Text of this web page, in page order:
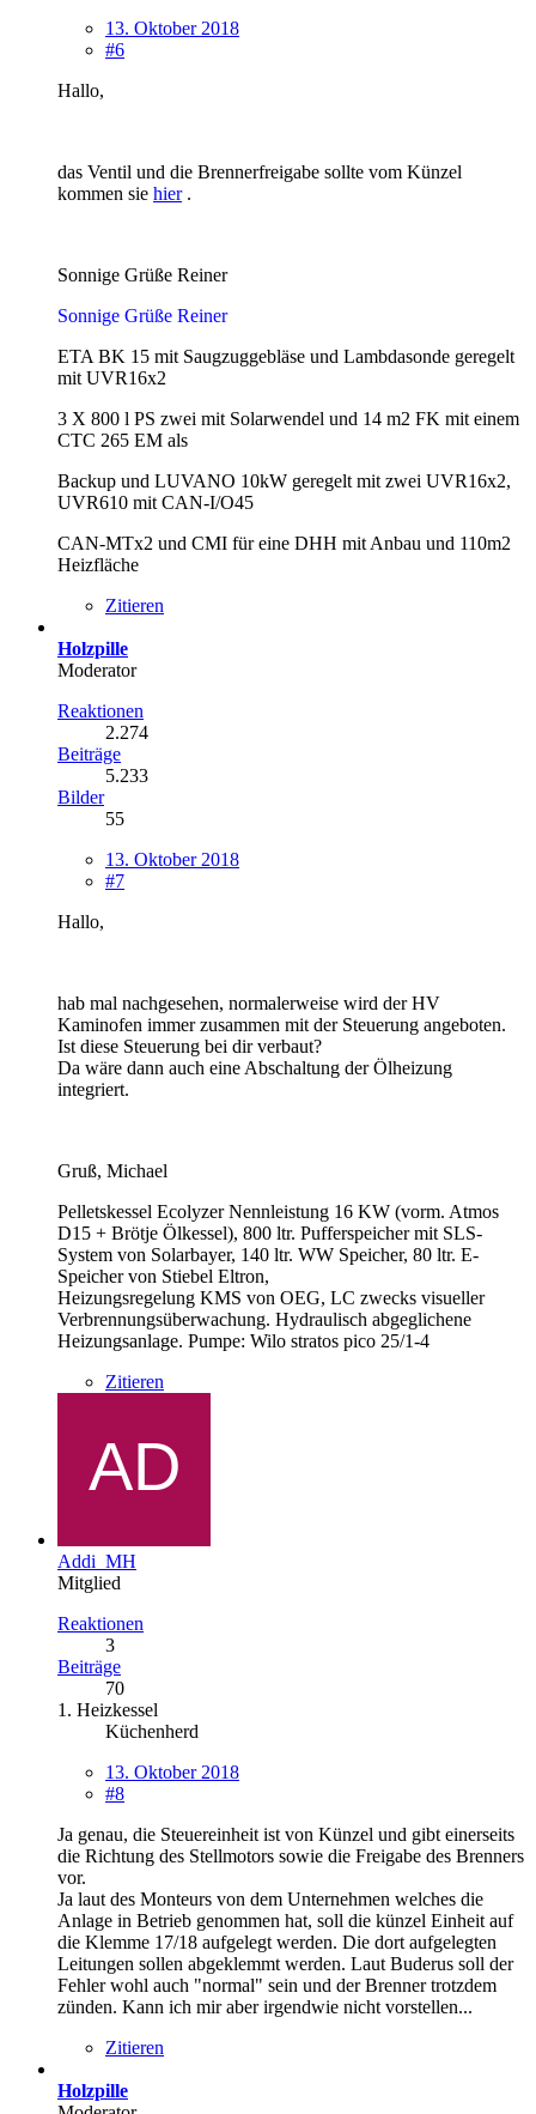
13. Oktober 2018
#6
Hallo,
das Ventil und die Brennerfreigabe sollte vom Künzel
kommen sie hier.
Sonnige Grüße Reiner
Sonnige Grüße Reiner
ETA BK 15 mit Saugzuggebläse und Lambdasonde geregelt
mit UVR16x2
3 X 800 l PS zwei mit Solarwendel und 14 m2 FK mit einem
CTC 265 EM als
Backup und LUVANO 10kW geregelt mit zwei UVR16x2,
UVR610 mit CAN-I/O45
CAN-MTx2 und CMI für eine DHH mit Anbau und 110m2
Heizfläche
Zitieren
Holzpille
Moderator
Reaktionen
2.274
Beiträge
5.233
Bilder
55
13. Oktober 2018
#7
Hallo,
hab mal nachgesehen, normalerweise wird der HV
Kaminofen immer zusammen mit der Steuerung angeboten.
Ist diese Steuerung bei dir verbaut?
Da wäre dann auch eine Abschaltung der Ölheizung
integriert.
Gruß, Michael
Pelletskessel Ecolyzer Nennleistung 16 KW (vorm. Atmos
D15 + Brötje Ölkessel), 800 ltr. Pufferspeicher mit SLS-
System von Solarbayer, 140 ltr. WW Speicher, 80 ltr. E-
Speicher von Stiebel Eltron,
Heizungsregelung KMS von OEG, LC zwecks visueller
Verbrennungsüberwachung. Hydraulisch abgeglichene
Heizungsanlage. Pumpe: Wilo stratos pico 25/1-4
Zitieren
Addi_MH
Mitglied
Reaktionen
3
Beiträge
70
1. Heizkessel
Küchenherd
13. Oktober 2018
#8
Ja genau, die Steuereinheit ist von Künzel und gibt einerseits
die Richtung des Stellmotors sowie die Freigabe des Brenners
vor.
Ja laut des Monteurs von dem Unternehmen welches die
Anlage in Betrieb genommen hat, soll die künzel Einheit auf
die Klemme 17/18 aufgelegt werden. Die dort aufgelegten
Leitungen sollen abgeklemmt werden. Laut Buderus soll der
Fehler wohl auch "normal" sein und der Brenner trotzdem
zünden. Kann ich mir aber irgendwie nicht vorstellen...
Zitieren
Holzpille